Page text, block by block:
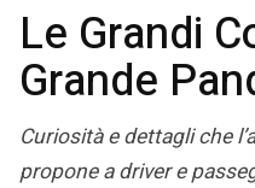
Le Grandi
Grande
Curiosità e dettagli che
propone a driver e